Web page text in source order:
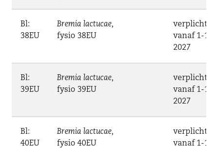
Bl:
38EU
Bremia lactucae,
fysio 38EU
verplicht
vanaf 1-1-
2027
Bl:
39EU
Bremia lactucae,
fysio 39EU
verplicht
vanaf 1-1-
2027
Bl:
40EU
Bremia lactucae,
fysio 40EU
verplicht
vanaf 1-1-